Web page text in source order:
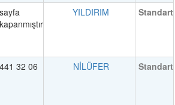
sayfa
kapanmıştır
YILDIRIM Standart
441 32 06 NİLÜFER Standart